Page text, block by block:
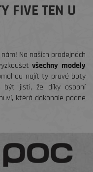
FIVE TEN U
Na našich prodejnách
všechny modely
najít ty pravé boty
být jisti, že díky osobní
která dokonale padne